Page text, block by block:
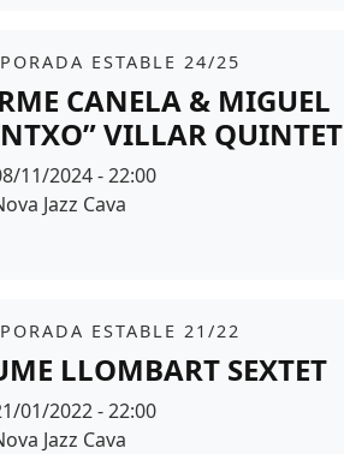
ESTABLE 24/25
CANELA & MIGUEL
VILLAR QUINTET
11/2024 - 22:00
Jazz Cava
ESTABLE 21/22
LLOMBART SEXTET
01/2022 - 22:00
Jazz Cava